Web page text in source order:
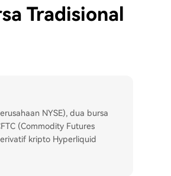
Tradisional
NYSE), dua bursa
(Commodity Futures
kripto Hyperliquid